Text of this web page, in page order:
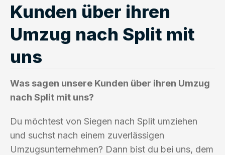
Kunden über ihren
Umzug nach Split mit
uns
Was sagen unsere Kunden über ihren Umzug
nach Split mit uns?
Du möchtest von Siegen nach Split umziehen
und suchst nach einem zuverlässigen
Umzugsunternehmen? Dann bist du bei uns, dem